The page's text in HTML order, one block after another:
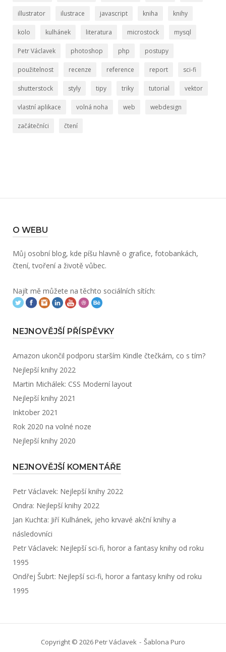
illustrator ilustrace javascript kniha knihy
kolo kulhánek literatura microstock mysql
Petr Václavek photoshop php postupy
použitelnost recenze reference report sci-fi
shutterstock styly tipy triky tutorial vektor
vlastní aplikace volná noha web webdesign
začátečníci čtení
O WEBU
Můj osobní blog, kde píšu hlavně o grafice, fotobankách,
čtení, tvoření a životě vůbec.
Najít mě můžete na těchto sociálních sítích:
NEJNOVĚJŠÍ PŘÍSPĚVKY
Amazon ukončil podporu starším Kindle čtečkám, co s tím?
Nejlepší knihy 2022
Martin Michálek: CSS Moderní layout
Nejlepší knihy 2021
Inktober 2021
Rok 2020 na volné noze
Nejlepší knihy 2020
NEJNOVĚJŠÍ KOMENTÁŘE
Petr Václavek: Nejlepší knihy 2022
Ondra: Nejlepší knihy 2022
Jan Kuchta: Jiří Kulhánek, jeho krvavé akční knihy a
následovníci
Petr Václavek: Nejlepší sci-fi, horor a fantasy knihy od roku
1995
Ondřej Šubrt: Nejlepší sci-fi, horor a fantasy knihy od roku
1995
Copyright © 2026 Petr Václavek Šablona Puro